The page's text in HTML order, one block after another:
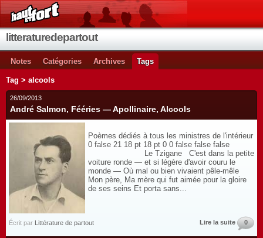
litteraturedepartout
Notes Catégories Archives Tags
Tag > alcools
26/09/2013
André Salmon, Fééries — Apollinaire, Alcools
Poèmes dédiés à tous les ministres de l'intérieur
0 false 21 18 pt 18 pt 0 0 false false false
Le Tzigane C'est dans la petite
voiture ronde — et si légère d'avoir couru le
monde — Où mal ou bien vivaient pêle-mêle
Mon père, Ma mère qui fut aimée pour la gloire
de ses seins Et porta sans...
Écrit par Littérature de partout Lire la suite 0